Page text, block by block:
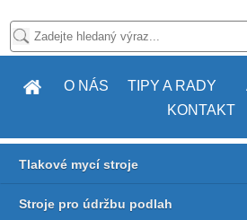
O NÁS TIPY A RADY
KONTAKT
Tlakové mycí stroje
Stroje pro údržbu podlah